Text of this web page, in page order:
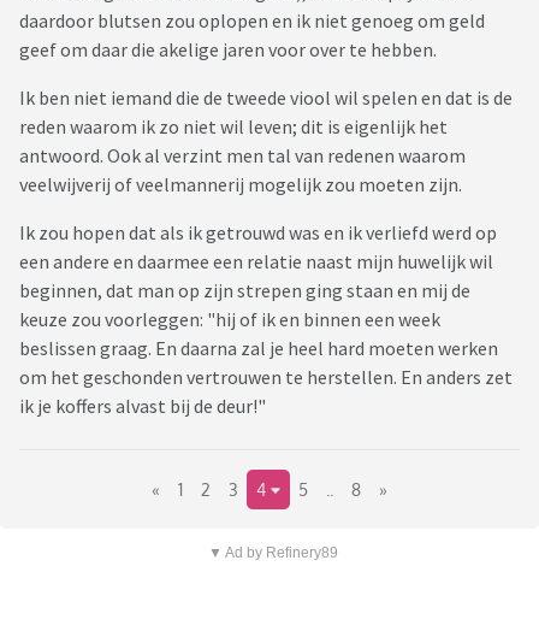
daardoor blutsen zou oplopen en ik niet genoeg om geld
geef om daar die akelige jaren voor over te hebben.
Ik ben niet iemand die de tweede viool wil spelen en dat is de
reden waarom ik zo niet wil leven; dit is eigenlijk het
antwoord. Ook al verzint men tal van redenen waarom
veelwijverij of veelmannerij mogelijk zou moeten zijn.
Ik zou hopen dat als ik getrouwd was en ik verliefd werd op
een andere en daarmee een relatie naast mijn huwelijk wil
beginnen, dat man op zijn strepen ging staan en mij de
keuze zou voorleggen: "hij of ik en binnen een week
beslissen graag. En daarna zal je heel hard moeten werken
om het geschonden vertrouwen te herstellen. En anders zet
ik je koffers alvast bij de deur!"
« 1 2 3 4 5 8 »
▼ Ad by Refinery89